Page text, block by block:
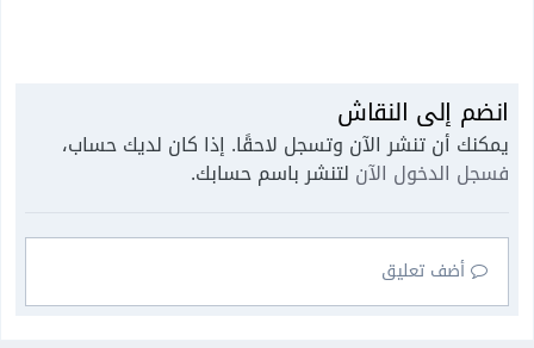
انضم إلى النقاش
يمكنك أن تنشر الآن وتسجل لاحقًا. إذا كان لديك حساب،
فسجل الدخول الآن لتنشر باسم حسابك.
أضف تعليق